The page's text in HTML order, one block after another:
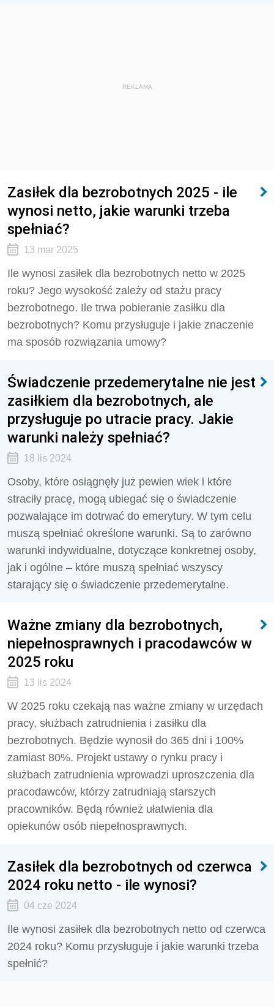
REKLAMA
Zasiłek dla bezrobotnych 2025 - ile
wynosi netto, jakie warunki trzeba
spełniać?
13 mar 2025
Ile wynosi zasiłek dla bezrobotnych netto w 2025
roku? Jego wysokość zależy od stażu pracy
bezrobotnego. Ile trwa pobieranie zasiłku dla
bezrobotnych? Komu przysługuje i jakie znaczenie
ma sposób rozwiązania umowy?
Świadczenie przedemerytalne nie jest
zasiłkiem dla bezrobotnych, ale
przysługuje po utracie pracy. Jakie
warunki należy spełniać?
18 lis 2024
Osoby, które osiągnęły już pewien wiek i które
straciły pracę, mogą ubiegać się o świadczenie
pozwalające im dotrwać do emerytury. W tym celu
muszą spełniać określone warunki. Są to zarówno
warunki indywidualne, dotyczące konkretnej osoby,
jak i ogólne – które muszą spełniać wszyscy
starający się o świadczenie przedemerytalne.
Ważne zmiany dla bezrobotnych,
niepełnosprawnych i pracodawców w
2025 roku
13 lis 2024
W 2025 roku czekają nas ważne zmiany w urzędach
pracy, służbach zatrudnienia i zasiłku dla
bezrobotnych. Będzie wynosił do 365 dni i 100%
zamiast 80%. Projekt ustawy o rynku pracy i
służbach zatrudnienia wprowadzi uproszczenia dla
pracodawców, którzy zatrudniają starszych
pracowników. Będą również ułatwienia dla
opiekunów osób niepełnosprawnych.
Zasiłek dla bezrobotnych od czerwca
2024 roku netto - ile wynosi?
04 cze 2024
Ile wynosi zasiłek dla bezrobotnych netto od czerwca
2024 roku? Komu przysługuje i jakie warunki trzeba
spełnić?